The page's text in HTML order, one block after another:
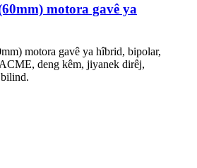
motora gavê ya
motora gavê ya hîbrid, bipolar,
deng kêm, jiyanek dirêj,